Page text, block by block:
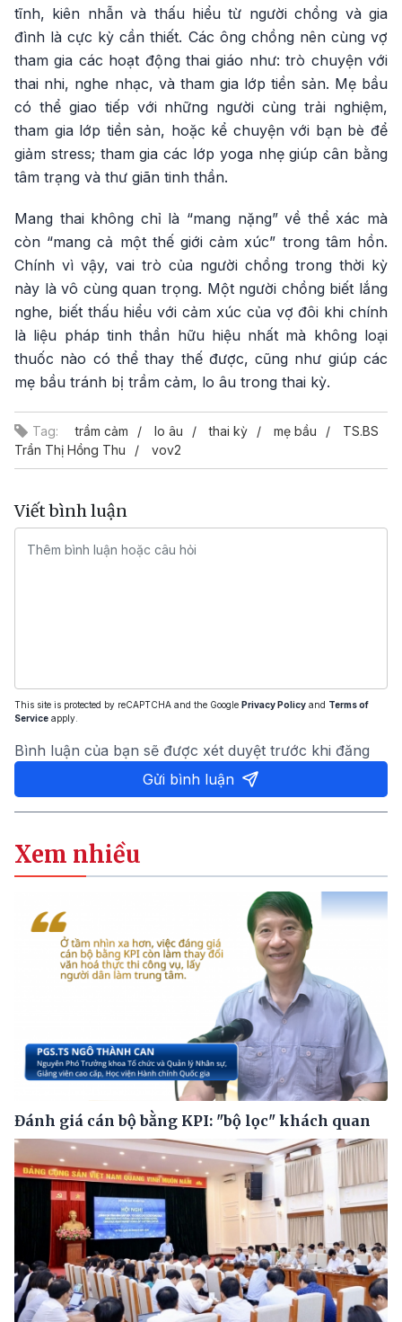
tĩnh, kiên nhẫn và thấu hiểu từ người chồng và gia
đình là cực kỳ cần thiết. Các ông chồng nên cùng vợ
tham gia các hoạt động thai giáo như: trò chuyện với
thai nhi, nghe nhạc, và tham gia lớp tiền sản. Mẹ bầu
có thể giao tiếp với những người cùng trải nghiệm,
tham gia lớp tiền sản, hoặc kể chuyện với bạn bè để
giảm stress; tham gia các lớp yoga nhẹ giúp cân bằng
tâm trạng và thư giãn tinh thần.
Mang thai không chỉ là “mang nặng” về thể xác mà
còn “mang cả một thế giới cảm xúc” trong tâm hồn.
Chính vì vậy, vai trò của người chồng trong thời kỳ
này là vô cùng quan trọng. Một người chồng biết lắng
nghe, biết thấu hiểu với cảm xúc của vợ đôi khi chính
là liệu pháp tinh thần hữu hiệu nhất mà không loại
thuốc nào có thể thay thế được, cũng như giúp các
mẹ bầu tránh bị trầm cảm, lo âu trong thai kỳ.
Tag: trầm cảm lo âu thai kỳ mẹ bầu
TS.BS
Trần Thị Hồng Thu
vov2
Viết bình luận
This site is protected by reCAPTCHA and the Google Privacy Policy and Terms of
Service apply.
Bình luận của bạn sẽ được xét duyệt trước khi đăng
Gửi bình luận
Xem nhiều
Đánh giá cán bộ bằng KPI: "bộ lọc" khách quan